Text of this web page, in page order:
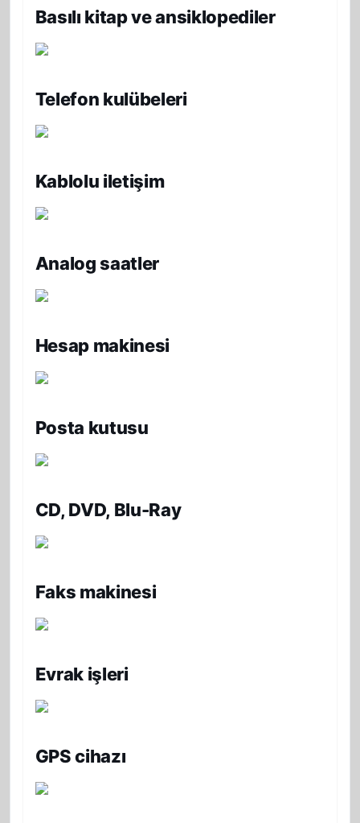
Basılı kitap ve ansiklopediler
Telefon kulübeleri
Kablolu iletişim
Analog saatler
Hesap makinesi
Posta kutusu
CD, DVD, Blu-Ray
Faks makinesi
Evrak işleri
GPS cihazı